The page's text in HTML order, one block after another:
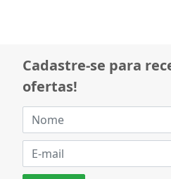
Cadastre-se para
ofertas!